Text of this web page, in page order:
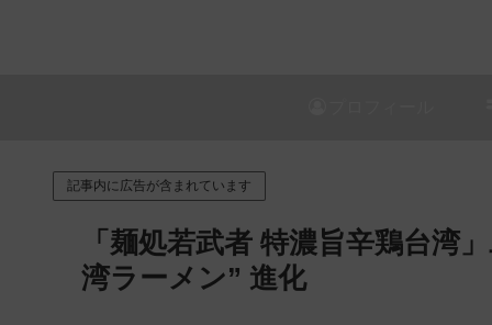
記事内に広告が含まれています
「麺処若武者 特濃旨辛鶏台湾
湾ラーメン” 進化